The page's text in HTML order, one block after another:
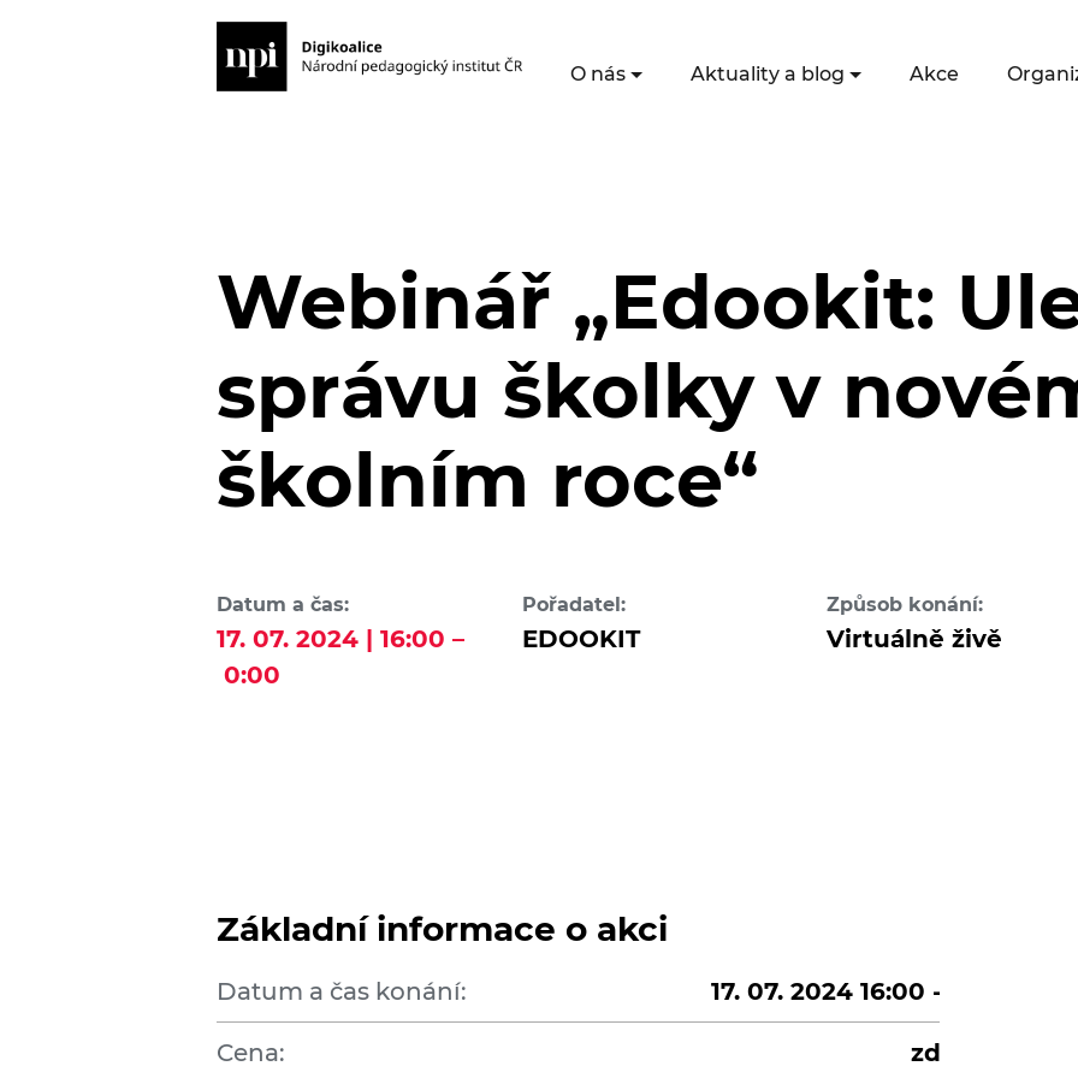
O nás Aktuality a blog Akce
Webinář „Edookit:
správu školky v
školním roce“
Datum a čas:
17. 07. 2024 | 16:00 –
0:00
Pořadatel:
EDOOKIT
Způsob konání:
Virtuálně živě
Základní informace o akci
Datum a čas konání: 17. 07. 2024 16:00 - 0:00
Cena: zdarma